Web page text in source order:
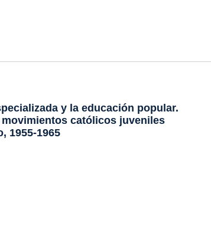
y la educación popular.
católicos juveniles
1955-1965